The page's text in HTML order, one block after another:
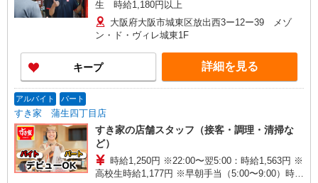
生 時給1,180円以上
大阪府大阪市城東区放出西3ー12ー39 メゾ
ン・ド・ヴィレ城東1F
キープ 詳細を見る
アルバイト パート
すき家 蒲生四丁目店
すき家の店舗スタッフ（接客・調理・清掃な
ど）
時給1,250円 ※22:00〜翌5:00：時給1,563円 ※
高校生時給1,177円 ※早朝手当（5:00〜9:00）時給